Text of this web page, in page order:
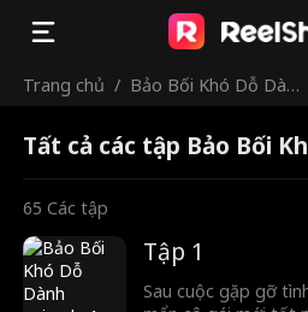
Trang chủ / Bảo Bối Khó Dỗ Dàn
Tất cả các tập Bảo Bối
65 Các tập
Tập 1
Sau cuộc gặp gỡ